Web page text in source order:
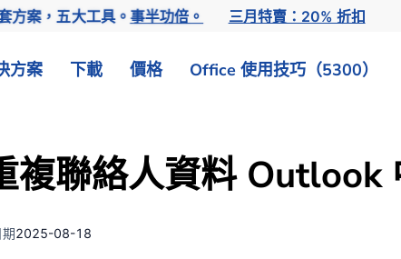
方案，五大工具。事半功倍。 三月特賣：20% 折扣
方案 下載 價格 Office 使用技巧（5300）
複聯絡人資料 Outlook
2025-08-18